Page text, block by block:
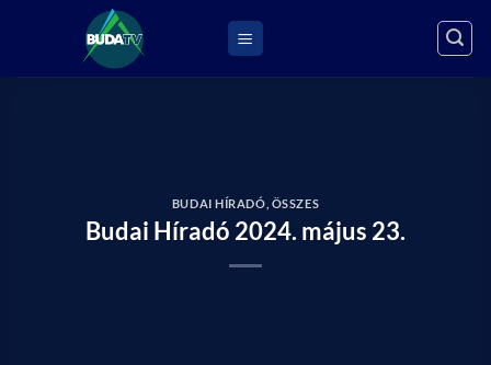
BUDAI HÍRADÓ ÖSSZES
Budai Híradó 2024. május 23.